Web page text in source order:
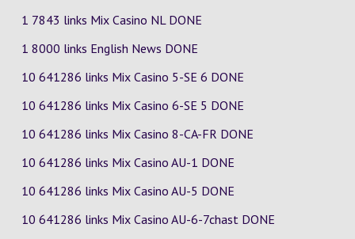
1 7843 links Mix Casino NL DONE
1 8000 links English News DONE
10 641286 links Mix Casino 5-SE 6 DONE
10 641286 links Mix Casino 6-SE 5 DONE
10 641286 links Mix Casino 8-CA-FR DONE
10 641286 links Mix Casino AU-1 DONE
10 641286 links Mix Casino AU-5 DONE
10 641286 links Mix Casino AU-6-7chast DONE